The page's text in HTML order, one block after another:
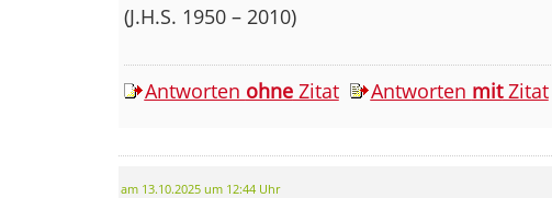
(J.H.S. 1950 – 2010)
Antworten ohneZitat Antworten mitZitat
am 13.10.2025 um 12:44 Uhr